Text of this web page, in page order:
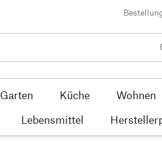
Garten Küche Wohnen
Lebensmittel